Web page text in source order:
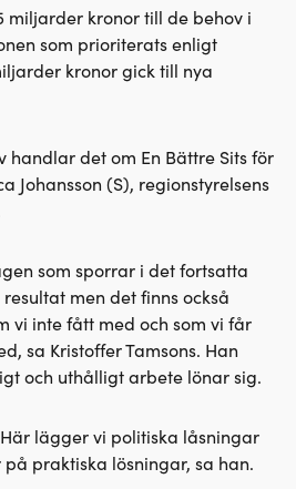
miljarder kronor till de behov i
som prioriterats enligt
kronor gick till nya
handlar det om En Bättre Sits för
Johansson (S), regionstyrelsens
som sporrar i det fortsatta
men det finns också
vi inte fått med och som vi får
sa Kristoffer Tamsons. Han
och uthålligt arbete lönar sig.
lägger vi politiska låsningar
praktiska lösningar, sa han.